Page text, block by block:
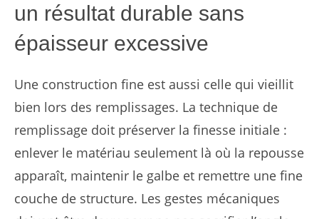
un résultat durable sans
épaisseur excessive
Une construction fine est aussi celle qui vieillit
bien lors des remplissages. La technique de
remplissage doit préserver la finesse initiale :
enlever le matériau seulement là où la repousse
apparaît, maintenir le galbe et remettre une fine
couche de structure. Les gestes mécaniques